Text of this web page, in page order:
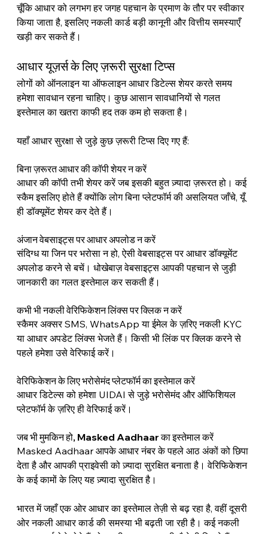
चूँकि आधार को लगभग हर जगह पहचान के प्रमाण के तौर पर स्वीकार
किया जाता है, इसलिए नकली कार्ड बड़ी कानूनी और वित्तीय समस्याएँ
खड़ी कर सकते हैं।
आधार यूज़र्स के लिए ज़रूरी सुरक्षा टिप्स
लोगों को ऑनलाइन या ऑफलाइन आधार डिटेल्स शेयर करते समय
हमेशा सावधान रहना चाहिए। कुछ आसान सावधानियों से गलत
इस्तेमाल का खतरा काफी हद तक कम हो सकता है।
यहाँ आधार सुरक्षा से जुड़े कुछ ज़रूरी टिप्स दिए गए हैं:
बिना ज़रूरत आधार की कॉपी शेयर न करें
आधार की कॉपी तभी शेयर करें जब इसकी बहुत ज़्यादा ज़रूरत हो। कई
स्कैम इसलिए होते हैं क्योंकि लोग बिना प्लेटफॉर्म की असलियत जाँचे, यूँ
ही डॉक्यूमेंट शेयर कर देते हैं।
अंजान वेबसाइट्स पर आधार अपलोड न करें
संदिग्ध या जिन पर भरोसा न हो, ऐसी वेबसाइट्स पर आधार डॉक्यूमेंट
अपलोड करने से बचें। धोखेबाज़ वेबसाइट्स आपकी पहचान से जुड़ी
जानकारी का गलत इस्तेमाल कर सकती हैं।
कभी भी नकली वेरिफिकेशन लिंक्स पर क्लिक न करें
स्कैमर अक्सर SMS, WhatsApp या ईमेल के ज़रिए नकली KYC
या आधार अपडेट लिंक्स भेजते हैं। किसी भी लिंक पर क्लिक करने से
पहले हमेशा उसे वेरिफाई करें।
वेरिफिकेशन के लिए भरोसेमंद प्लेटफॉर्म का इस्तेमाल करें
आधार डिटेल्स को हमेशा UIDAI से जुड़े भरोसेमंद और ऑफिशियल
प्लेटफॉर्म के ज़रिए ही वेरिफाई करें।
जब भी मुमकिन हो, Masked Aadhaar का इस्तेमाल करें
Masked Aadhaar आपके आधार नंबर के पहले आठ अंकों को छिपा
देता है और आपकी प्राइवेसी को ज़्यादा सुरक्षित बनाता है। वेरिफिकेशन
के कई कामों के लिए यह ज़्यादा सुरक्षित है।
भारत में जहाँ एक ओर आधार का इस्तेमाल तेज़ी से बढ़ रहा है, वहीं दूसरी
ओर नकली आधार कार्ड की समस्या भी बढ़ती जा रही है। कई नकली